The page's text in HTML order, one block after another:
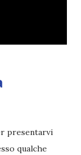
presentarvi
qualche